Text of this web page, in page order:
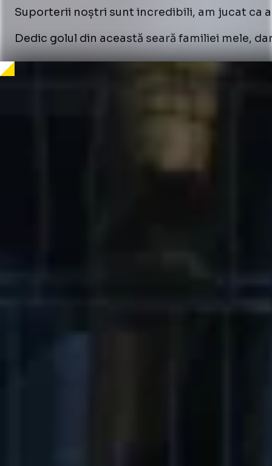
Suporterii noștri sunt incredibili, am jucat ca
Dedic golul din această seară familiei mele,